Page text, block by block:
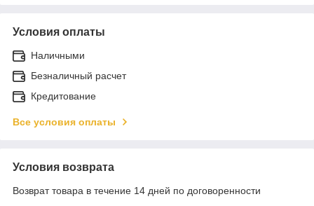
Условия оплаты
Наличными
Безналичный расчет
Кредитование
Все условия оплаты
Условия возврата
Возврат товара в течение 14 дней по договоренности